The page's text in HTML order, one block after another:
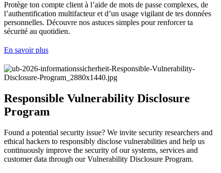
Protège ton compte client à l’aide de mots de passe complexes, de
l’authentification multifacteur et d’un usage vigilant de tes données
personnelles. Découvre nos astuces simples pour renforcer ta
sécurité au quotidien.
En savoir plus
Responsible Vulnerability Disclosure
Program
Found a potential security issue? We invite security researchers and
ethical hackers to responsibly disclose vulnerabilities and help us
continuously improve the security of our systems, services and
customer data through our Vulnerability Disclosure Program.